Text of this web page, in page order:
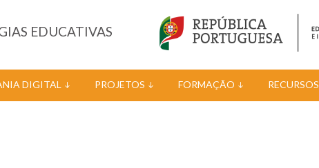
EDUCATIVAS
DIGITAL PROJETOS FORMAÇÃO RECURSOS